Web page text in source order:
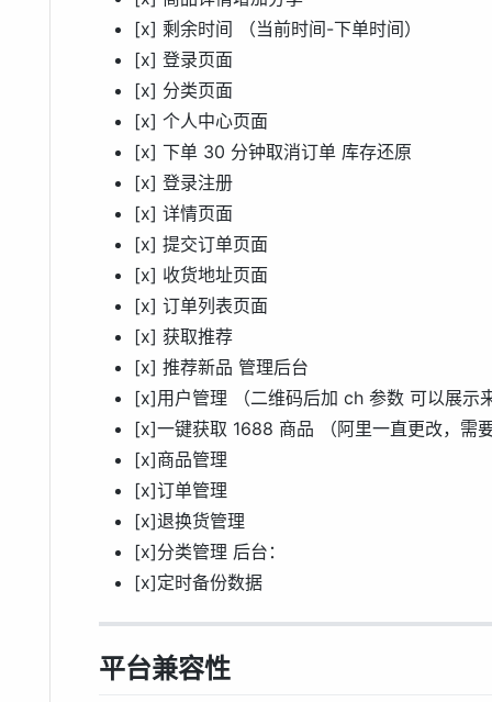
[x] 剩余时间 （当前时间-下单时间）
[x] 登录页面
[x] 分类页面
[x] 个人中心页面
[x] 下单 30 分钟取消订单 库存还原
[x] 登录注册
[x] 详情页面
[x] 提交订单页面
[x] 收货地址页面
[x] 订单列表页面
[x] 获取推荐
[x] 推荐新品 管理后台
[x]用户管理 （二维码后加 ch 参数 可以展示
[x]一键获取 1688 商品 （阿里一直更改，需
[x]商品管理
[x]订单管理
[x]退换货管理
[x]分类管理 后台：
[x]定时备份数据
平台兼容性